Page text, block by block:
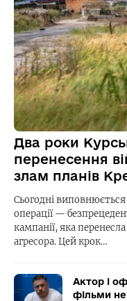
Два роки
перенесення
злам планів
Сьогодні виповнюється
операції —
кампанії, яка
агресора. Цей крок…
Актор і
фільми не